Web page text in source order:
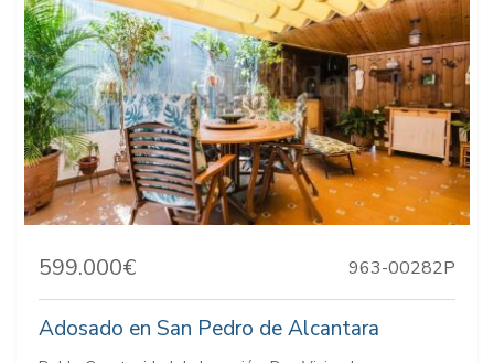
599.000€ 963-00282P
Adosado en San Pedro de Alcantara